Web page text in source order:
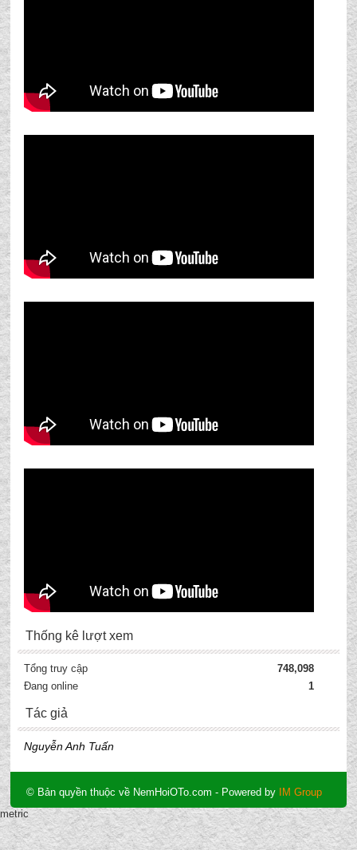
Thống kê lượt xem
Tổng truy cập
748,098
Đang online
1
Tác giả
Nguyễn Anh Tuấn
© Bản quyền thuộc về NemHoiOTo.com - Powered by
IM Group
metric